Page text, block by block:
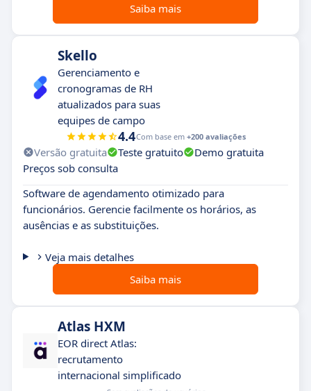
Saiba mais
Skello
Gerenciamento e
cronogramas de RH
atualizados para suas
equipes de campo
4.4Com base em +200 avaliações
Versão gratuita Teste gratuito
Demo gratuita
Preços sob consulta
Software de agendamento otimizado para
funcionários. Gerencie facilmente os horários, as
ausências e as substituições.
Veja mais detalhes
Saiba mais
Atlas HXM
EOR direct Atlas:
recrutamento
internacional simplificado